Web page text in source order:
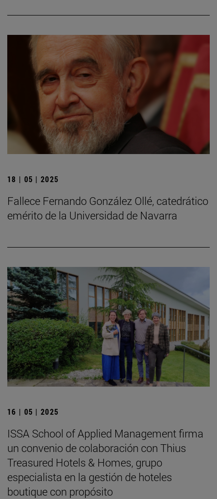
18 | 05 | 2025
Fallece Fernando González Ollé, catedrático
emérito de la Universidad de Navarra
16 | 05 | 2025
ISSA School of Applied Management firma
un convenio de colaboración con Thius
Treasured Hotels & Homes, grupo
especialista en la gestión de hoteles
boutique con propósito